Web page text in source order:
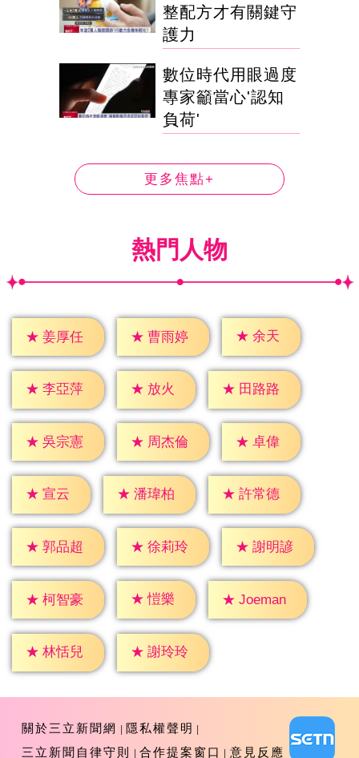
整配方才有關鍵守
護力
數位時代用眼過度
專家籲當心'認知
負荷'
更多焦點+
熱門人物
★ 姜厚任 ★ 曹雨婷 ★ 余天
★ 李亞萍 ★ 放火 ★ 田路路
★ 吳宗憲 ★ 周杰倫 ★ 卓偉
★ 宣云 ★ 潘瑋柏 ★ 許常德
★ 郭品超 ★ 徐莉玲 ★ 謝明諺
★ 柯智豪 ★ 愷樂 ★ Joeman
★ 林恬兒 ★ 謝玲玲
關於三立新聞網
隱私權聲明
三立新聞自律守則
合作提案窗口 意見反應